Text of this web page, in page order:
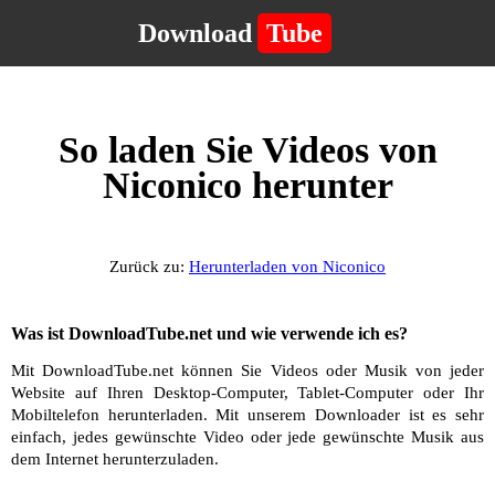
Download Tube
So laden Sie Videos von
Niconico herunter
Zurück zu: Herunterladen von Niconico
Was ist DownloadTube.net und wie verwende ich es?
Mit DownloadTube.net können Sie Videos oder Musik von jeder
Website auf Ihren Desktop-Computer, Tablet-Computer oder Ihr
Mobiltelefon herunterladen. Mit unserem Downloader ist es sehr
einfach, jedes gewünschte Video oder jede gewünschte Musik aus
dem Internet herunterzuladen.